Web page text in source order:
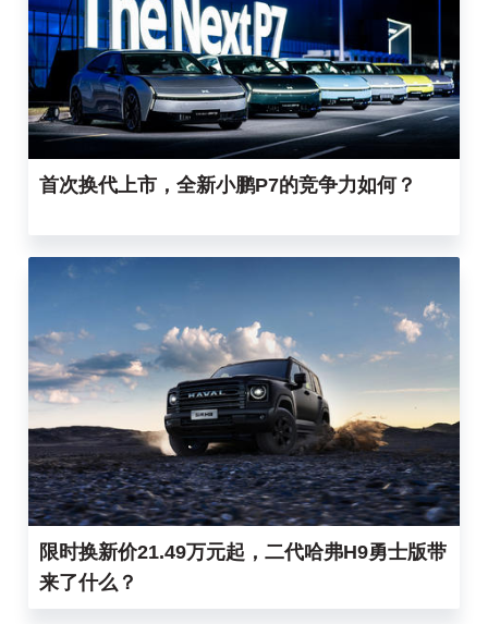
首次换代上市，全新小鹏P7的竞争力如何？
限时换新价21.49万元起，二代哈弗H9勇士版带
来了什么？